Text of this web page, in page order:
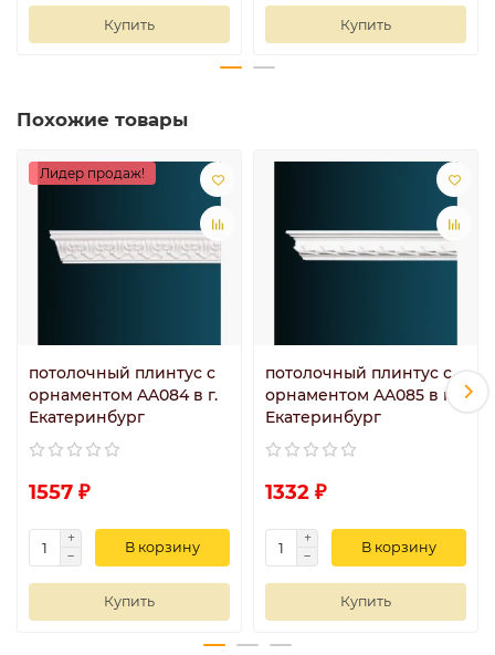
Купить Купить
Похожие товары
Лидер продаж!
потолочный плинтус с
орнаментом AA084 в г.
Екатеринбург
1557 ₽
В корзину
Купить
потолочный плинтус с
орнаментом AA085 в г.
Екатеринбург
1332 ₽
В корзину
Купить